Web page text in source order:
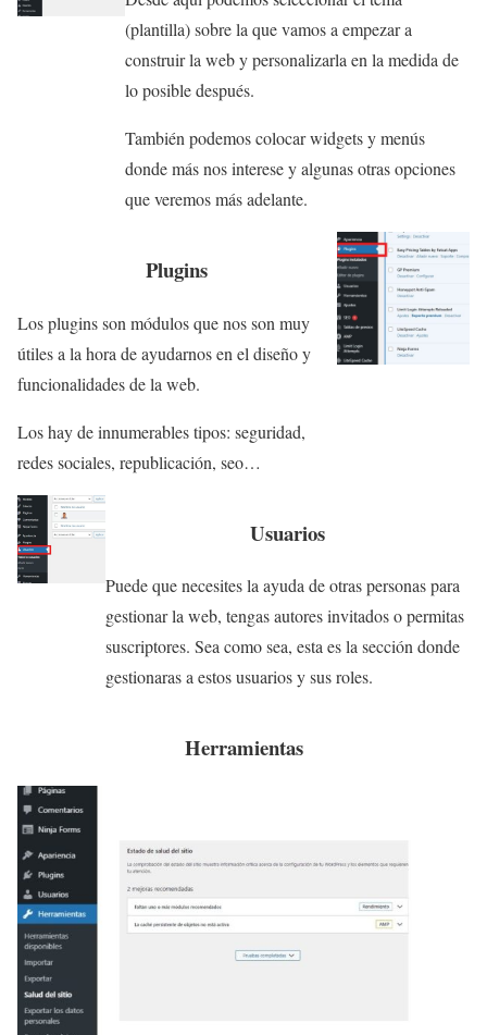
(plantilla) sobre la que vamos a empezar a
construir la web y personalizarla en la medida de
lo posible después.
También podemos colocar widgets y menús
donde más nos interese y algunas otras opciones
que veremos más adelante.
Plugins
Los plugins son módulos que nos son muy
útiles a la hora de ayudarnos en el diseño y
funcionalidades de la web.
Los hay de innumerables tipos: seguridad,
redes sociales, republicación, seo…
Usuarios
Puede que necesites la ayuda de otras personas para
gestionar la web, tengas autores invitados o permitas
suscriptores. Sea como sea, esta es la sección donde
gestionaras a estos usuarios y sus roles.
Herramientas